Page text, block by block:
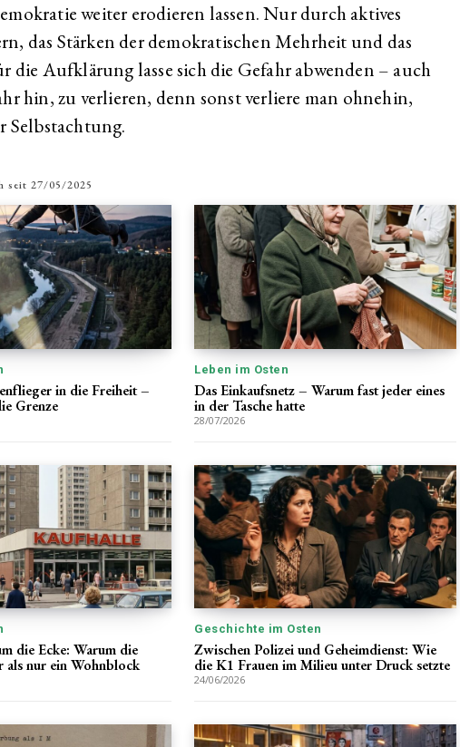
weiter erodieren lassen. Nur durch aktives
das Stärken der demokratischen Mehrheit und das
die Aufklärung lasse sich die Gefahr abwenden – auch
hin, zu verlieren, denn sonst verliere man ohnehin,
Selbstachtung.
seit 27/05/2025
in die Freiheit –
Grenze
Leben im Osten
Das Einkaufsnetz – Warum fast jeder eines
in der Tasche hatte
28/07/2026
die Ecke: Warum die
als nur ein Wohnblock
Geschichte im Osten
Zwischen Polizei und Geheimdienst: Wie
die K1 Frauen im Milieu unter Druck setzte
24/06/2026